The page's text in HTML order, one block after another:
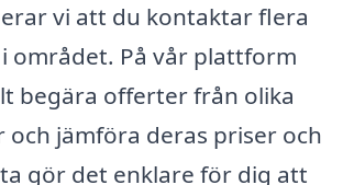
vi att du kontaktar flera
området. På vår plattform
begära offerter från olika
jämföra deras priser och
gör det enklare för dig att